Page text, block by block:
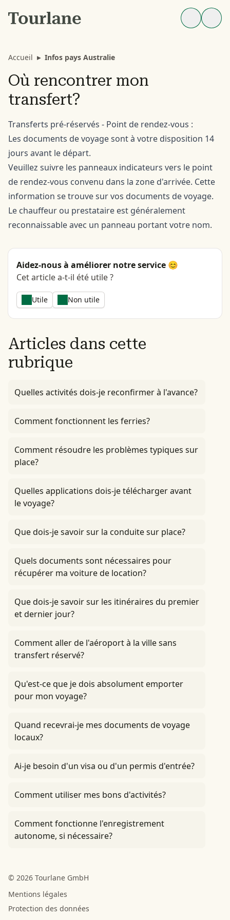
Accueil ▸ Infos pays Australie
Où rencontrer mon
transfert?
Transferts pré-réservés - Point de rendez-vous :
Les documents de voyage sont à votre disposition 14
jours avant le départ.
Veuillez suivre les panneaux indicateurs vers le point
de rendez-vous convenu dans la zone d'arrivée. Cette
information se trouve sur vos documents de voyage.
Le chauffeur ou prestataire est généralement
reconnaissable avec un panneau portant votre nom.
Aidez-nous à améliorer notre service 😊
Cet article a-t-il été utile ?
Utile Non utile
Articles dans cette
rubrique
Quelles activités dois-je reconfirmer à l'avance?
Comment fonctionnent les ferries?
Comment résoudre les problèmes typiques sur
place?
Quelles applications dois-je télécharger avant
le voyage?
Que dois-je savoir sur la conduite sur place?
Quels documents sont nécessaires pour
récupérer ma voiture de location?
Que dois-je savoir sur les itinéraires du premier
et dernier jour?
Comment aller de l'aéroport à la ville sans
transfert réservé?
Qu'est-ce que je dois absolument emporter
pour mon voyage?
Quand recevrai-je mes documents de voyage
locaux?
Ai-je besoin d'un visa ou d'un permis d'entrée?
Comment utiliser mes bons d'activités?
Comment fonctionne l'enregistrement
autonome, si nécessaire?
© 2026 Tourlane GmbH
Mentions légales
Protection des données